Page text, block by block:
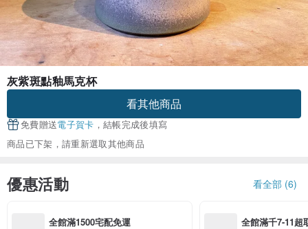
灰紫斑點釉馬克杯
看其他商品
免費贈送電子賀卡 ，結帳完成後填寫
商品已下架，請重新選取其他商品
優惠活動 看全部 (6)
全館滿1500宅配免運
全館滿千7-11超